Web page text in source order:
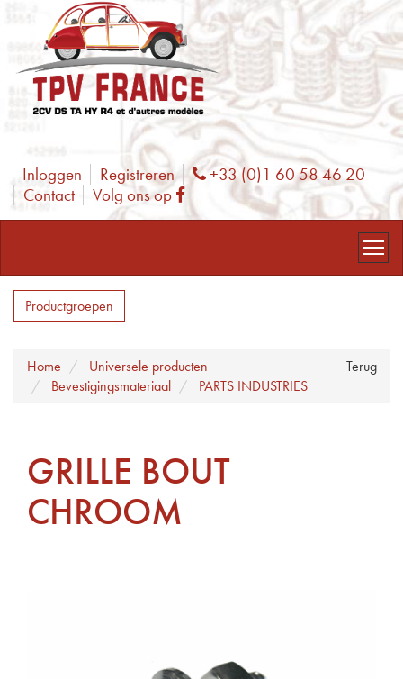
Inloggen Registreren Phone
+33 (0)1 60 58 46 20
Contact
Volg ons op Facebook
Productgroepen
Terug
Home
Universele producten
Bevestigingsmateriaal
PARTS INDUSTRIES
GRILLE BOUT
CHROOM